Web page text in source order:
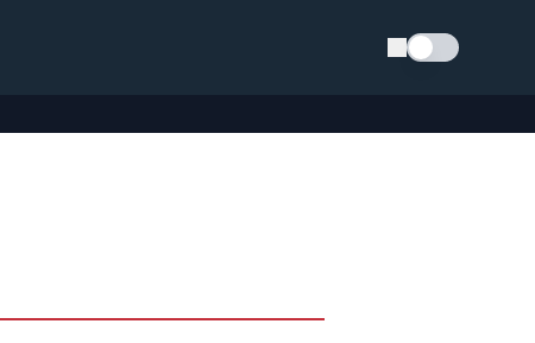
Schimba tema